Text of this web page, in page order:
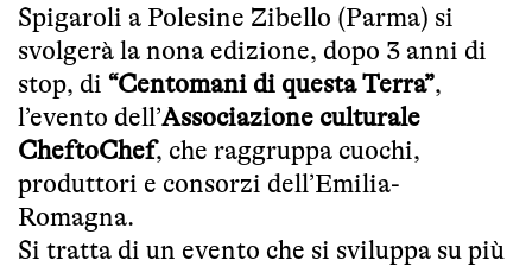
Spigaroli a Polesine Zibello (Parma) si
svolgerà la nona edizione, dopo 3 anni di
stop, di “Centomani di questa Terra”,
l’evento dell’Associazione culturale
CheftoChef, che raggruppa cuochi,
produttori e consorzi dell’Emilia-
Romagna.
Si tratta di un evento che si sviluppa su più